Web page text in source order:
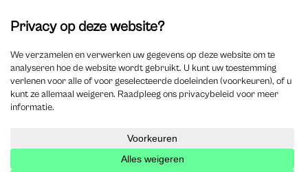
Auteurs
Overzicht auteurs
Auteur worden?
2025 Jubel – Webdesign byWisemen